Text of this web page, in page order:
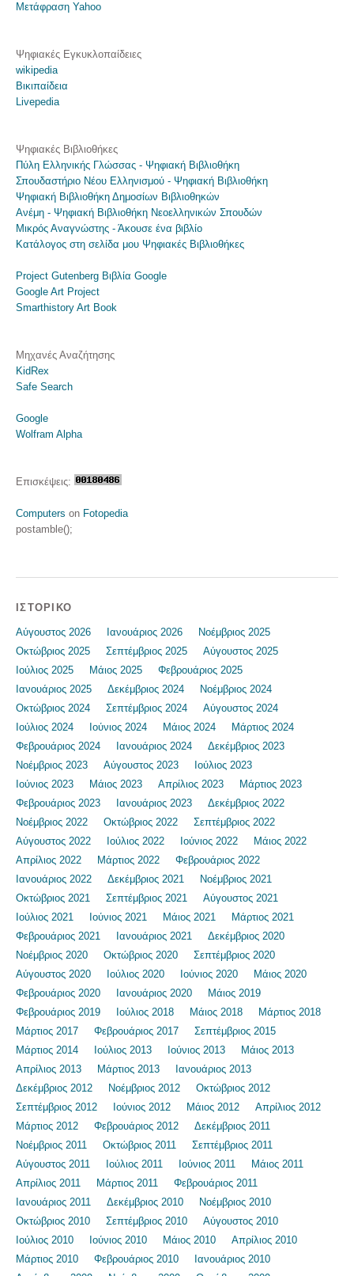
Μετάφραση Yahoo
Ψηφιακές Εγκυκλοπαίδειες
wikipedia
Βικιπαίδεια
Livepedia
Ψηφιακές Βιβλιοθήκες
Πύλη Ελληνικής Γλώσσας - Ψηφιακή Βιβλιοθήκη
Σπουδαστήριο Νέου Ελληνισμού - Ψηφιακή Βιβλιοθήκη
Ψηφιακή Βιβλιοθήκη Δημοσίων Βιβλιοθηκών
Ανέμη - Ψηφιακή Βιβλιοθήκη Νεοελληνικών Σπουδών
Μικρός Αναγνώστης - Άκουσε ένα βιβλίο
Κατάλογος στη σελίδα μου Ψηφιακές Βιβλιοθήκες
Project Gutenberg Βιβλία Google
Google Art Project
Smarthistory Art Book
Μηχανές Αναζήτησης
KidRex
Safe Search
Google
Wolfram Alpha
Επισκέψεις:
Computers on Fotopedia
postamble();
ΙΣΤΟΡΙΚΌ
Αύγουστος 2026 Ιανουάριος 2026
Νοέμβριος 2025
Οκτώβριος 2025
Σεπτέμβριος 2025
Αύγουστος 2025
Ιούλιος 2025
Μάιος 2025
Φεβρουάριος 2025
Ιανουάριος 2025
Δεκέμβριος 2024
Νοέμβριος 2024
Οκτώβριος 2024
Σεπτέμβριος 2024
Αύγουστος 2024
Ιούλιος 2024
Ιούνιος 2024 Μάιος 2024
Μάρτιος 2024
Φεβρουάριος 2024
Ιανουάριος 2024
Δεκέμβριος 2023
Νοέμβριος 2023
Αύγουστος 2023
Ιούλιος 2023
Ιούνιος 2023
Μάιος 2023 Απρίλιος 2023
Μάρτιος 2023
Φεβρουάριος 2023
Ιανουάριος 2023
Δεκέμβριος 2022
Νοέμβριος 2022
Οκτώβριος 2022
Σεπτέμβριος 2022
Αύγουστος 2022
Ιούλιος 2022 Ιούνιος 2022
Μάιος 2022
Απρίλιος 2022
Μάρτιος 2022
Φεβρουάριος 2022
Ιανουάριος 2022
Δεκέμβριος 2021
Νοέμβριος 2021
Οκτώβριος 2021
Σεπτέμβριος 2021
Αύγουστος 2021
Ιούλιος 2021
Ιούνιος 2021 Μάιος 2021
Μάρτιος 2021
Φεβρουάριος 2021
Ιανουάριος 2021
Δεκέμβριος 2020
Νοέμβριος 2020
Οκτώβριος 2020
Σεπτέμβριος 2020
Αύγουστος 2020
Ιούλιος 2020 Ιούνιος 2020
Μάιος 2020
Φεβρουάριος 2020
Ιανουάριος 2020
Μάιος 2019
Φεβρουάριος 2019
Ιούλιος 2018 Μάιος 2018
Μάρτιος 2018
Μάρτιος 2017
Φεβρουάριος 2017
Σεπτέμβριος 2015
Μάρτιος 2014
Ιούλιος 2013 Ιούνιος 2013
Μάιος 2013
Απρίλιος 2013
Μάρτιος 2013
Ιανουάριος 2013
Δεκέμβριος 2012
Νοέμβριος 2012
Οκτώβριος 2012
Σεπτέμβριος 2012
Ιούνιος 2012 Μάιος 2012
Απρίλιος 2012
Μάρτιος 2012
Φεβρουάριος 2012
Δεκέμβριος 2011
Νοέμβριος 2011
Οκτώβριος 2011
Σεπτέμβριος 2011
Αύγουστος 2011
Ιούλιος 2011 Ιούνιος 2011
Μάιος 2011
Απρίλιος 2011
Μάρτιος 2011
Φεβρουάριος 2011
Ιανουάριος 2011
Δεκέμβριος 2010
Νοέμβριος 2010
Οκτώβριος 2010
Σεπτέμβριος 2010
Αύγουστος 2010
Ιούλιος 2010
Ιούνιος 2010 Μάιος 2010
Απρίλιος 2010
Μάρτιος 2010
Φεβρουάριος 2010
Ιανουάριος 2010